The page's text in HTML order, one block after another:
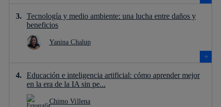
Tecnología y medio ambiente: una lucha entre daños y
beneficios
Yanina Chalup
Educación e inteligencia artificial: cómo aprender mejor
en la era de la IA sin pe...
Chimo Villena